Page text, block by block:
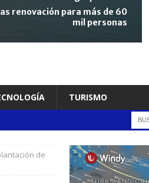
renovación para más de 60
mil personas
TURISMO
de